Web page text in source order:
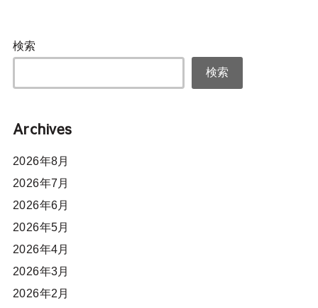
検索
検索
Archives
2026年8月
2026年7月
2026年6月
2026年5月
2026年4月
2026年3月
2026年2月